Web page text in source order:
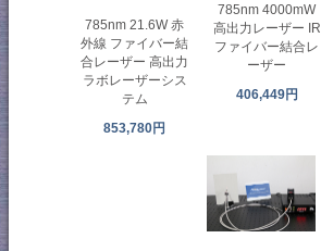
785nm 21.6W 赤
外線 ファイバー結
合レーザー 高出力
ラボレーザーシス
テム
853,780円
785nm 4000mW
高出力レーザー IR
ファイバー結合レ
ーザー
406,449円